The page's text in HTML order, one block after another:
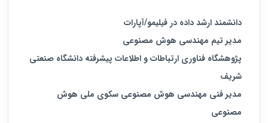
دانشمند ارشد داده در فیلیمو/آپارات
مدیر تیم مهندسی هوش مصنوعی
پژوهشگاه فناوری ارتباطات و اطلاعات پیشرفته دانشگاه صنعتی
شریف
مدیر فنی مهندسی هوش مصنوعی سکوی ملی هوش
مصنوعی